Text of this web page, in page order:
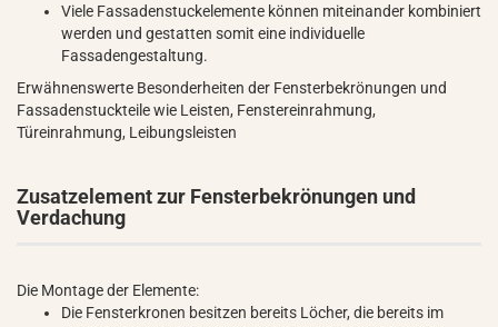
Viele Fassadenstuckelemente können miteinander kombiniert
werden und gestatten somit eine individuelle
Fassadengestaltung.
Erwähnenswerte Besonderheiten der Fensterbekrönungen und
Fassadenstuckteile wie Leisten, Fenstereinrahmung,
Türeinrahmung, Leibungsleisten
Zusatzelement zur Fensterbekrönungen und
Verdachung
Die Montage der Elemente:
Die Fensterkronen besitzen bereits Löcher, die bereits im